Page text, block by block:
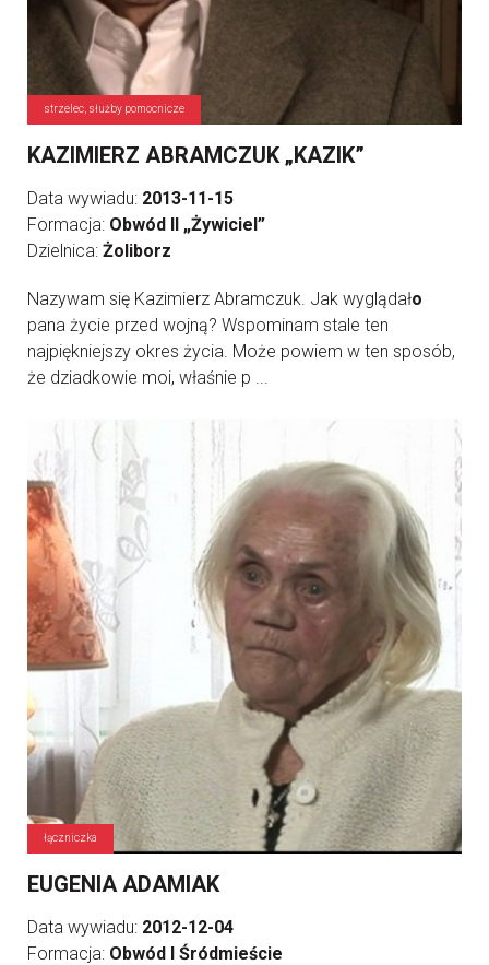
strzelec, służby pomocnicze
KAZIMIERZ ABRAMCZUK „KAZIK”
Data wywiadu: 2013-11-15
Formacja: Obwód II „Żywiciel”
Dzielnica: Żoliborz
Nazywam się Kazimierz Abramczuk. Jak wyglądało
pana życie przed wojną? Wspominam stale ten
najpiękniejszy okres życia. Może powiem w ten sposób,
że dziadkowie moi, właśnie p ...
łączniczka
EUGENIA ADAMIAK
Data wywiadu: 2012-12-04
Formacja: Obwód I Śródmieście